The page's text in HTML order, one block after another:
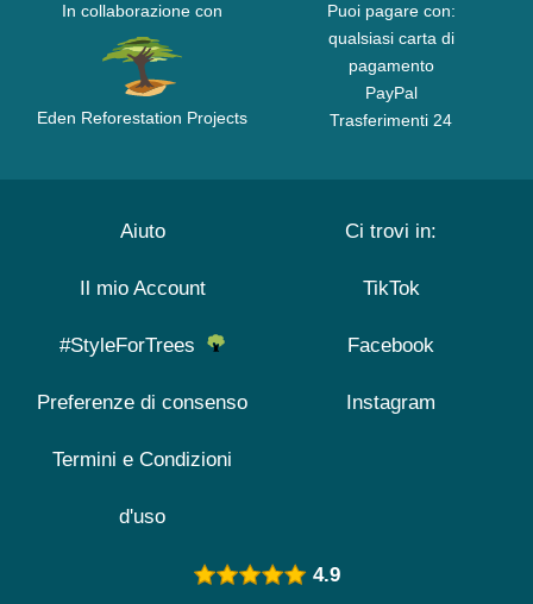
In collaborazione con
Eden Reforestation Projects
Puoi pagare con:
qualsiasi carta di
pagamento
PayPal
Trasferimenti 24
Aiuto
Il mio Account
#StyleForTrees
Preferenze di consenso
Termini e Condizioni
d'uso
Ci trovi in:
TikTok
Facebook
Instagram
4.9